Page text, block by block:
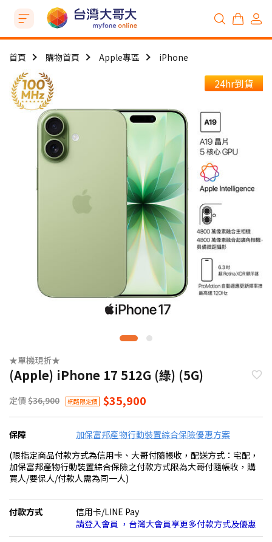
首頁 購物首頁 Apple專區 iPhone
24hr到貨
★單機現折★
(Apple) iPhone 17 512G (綠) (5G)
定價 $36,900 網路限定價 $35,900
保障
加保富邦產物行動裝置綜合保險優惠方案
(限指定商品付款方式為信用卡、大哥付隨帳收，配送方式：宅配，
加保富邦產物行動裝置綜合保險之付款方式限為大哥付隨帳收，購
買人/要保人/付款人需為同一人)
付款方式
信用卡/LINE Pay
請登入會員 ，台灣大會員享更多付款方式及優惠